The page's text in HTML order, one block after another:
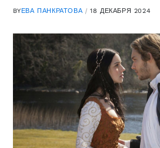
BYЕВА ПАНКРАТОВА 18 ДЕКАБРЯ 2024